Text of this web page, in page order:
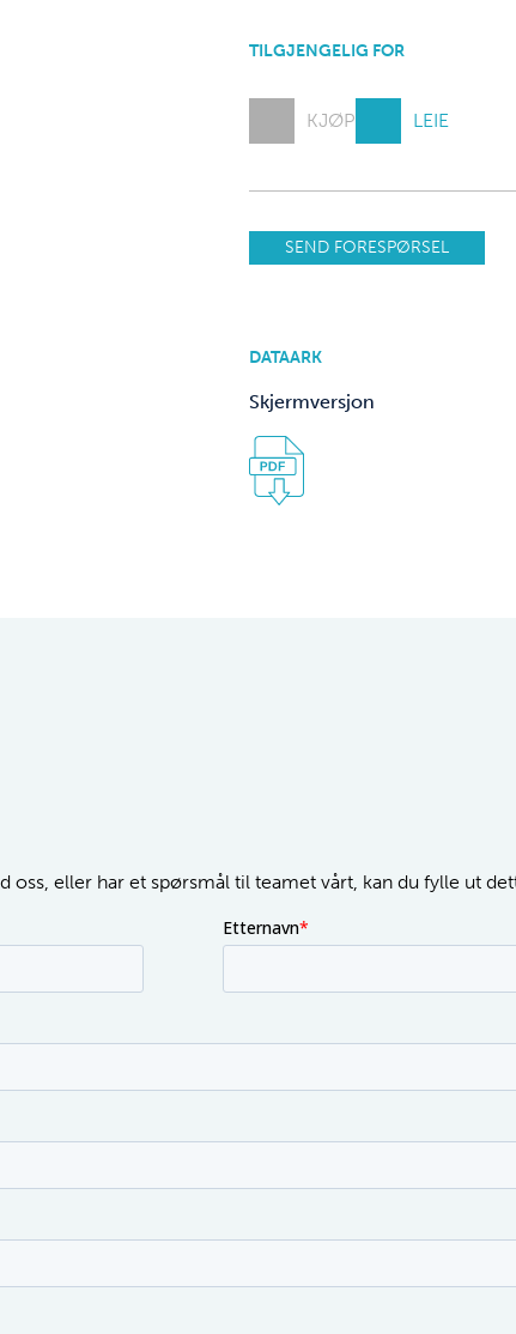
TILGJENGELIG FOR
KJØP LEIE
SEND FORESPØRSEL
DATAARK
Skjermversjon
eller har et spørsmål til teamet vårt, kan du fylle ut